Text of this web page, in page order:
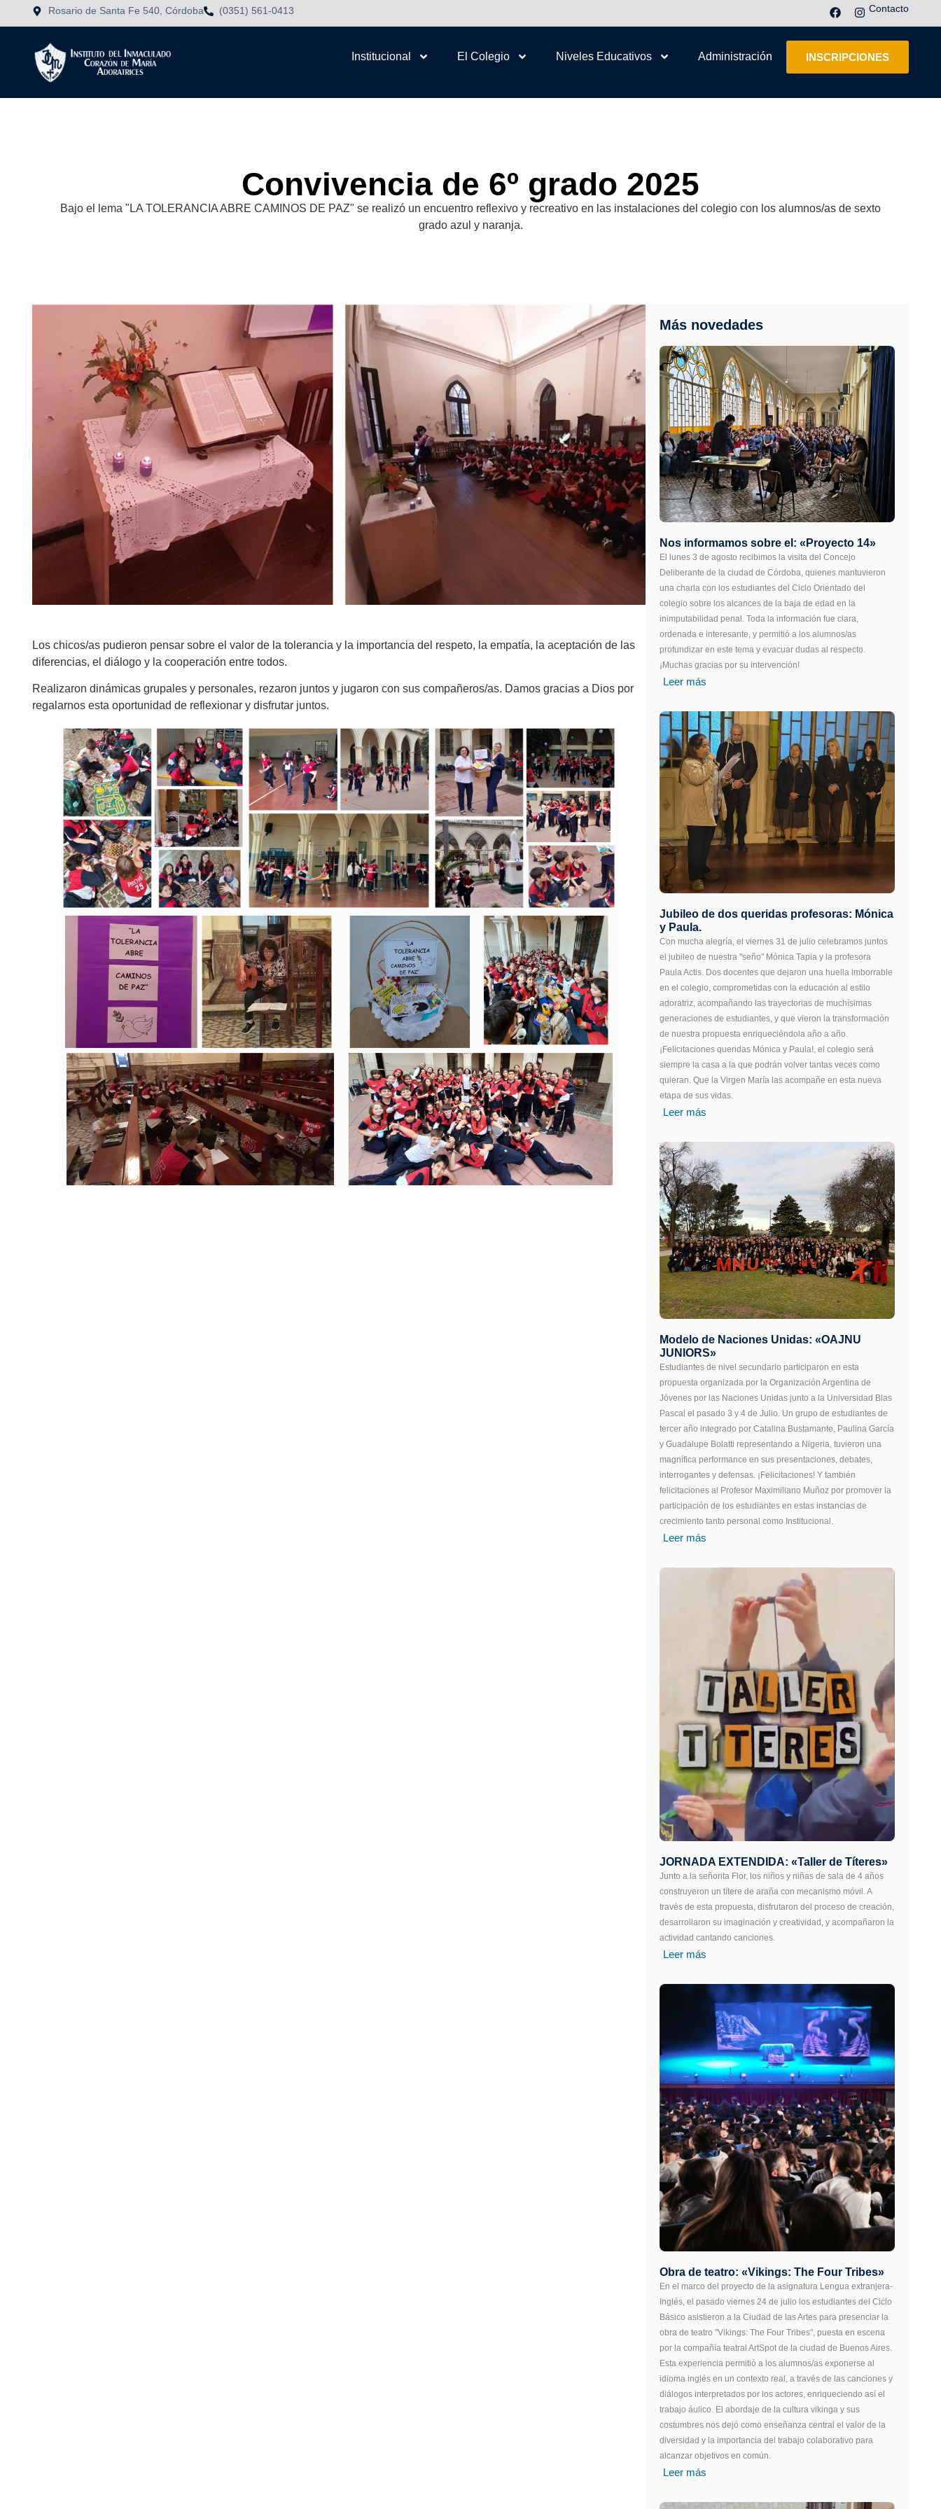
Rosario de Santa Fe 540, Córdoba (0351) 561-0413 Contacto
Institucional El Colegio Niveles Educativos Administración INSCRIPCIONES
Convivencia de 6º grado 2025
Bajo el lema "LA TOLERANCIA ABRE CAMINOS DE PAZ" se realizó un encuentro reflexivo y recreativo en las instalaciones del colegio con los alumnos/as de sexto
grado azul y naranja.
Los chicos/as pudieron pensar sobre el valor de la tolerancia y la importancia del respeto, la empatía, la aceptación de las
diferencias, el diálogo y la cooperación entre todos.
Realizaron dinámicas grupales y personales, rezaron juntos y jugaron con sus compañeros/as. Damos gracias a Dios por
regalarnos esta oportunidad de reflexionar y disfrutar juntos.
Más novedades
Nos informamos sobre el: «Proyecto 14»
El lunes 3 de agosto recibimos la visita del Concejo
Deliberante de la ciudad de Córdoba, quienes mantuvieron
una charla con los estudiantes del Ciclo Orientado del
colegio sobre los alcances de la baja de edad en la
inimputabilidad penal. Toda la información fue clara,
ordenada e interesante, y permitió a los alumnos/as
profundizar en este tema y evacuar dudas al respecto.
¡Muchas gracias por su intervención!
Leer más
Jubileo de dos queridas profesoras: Mónica
y Paula.
Con mucha alegría, el viernes 31 de julio celebramos juntos
el jubileo de nuestra "seño" Mónica Tapia y la profesora
Paula Actis. Dos docentes que dejaron una huella imborrable
en el colegio, comprometidas con la educación al estilo
adoratriz, acompañando las trayectorias de muchísimas
generaciones de estudiantes, y que vieron la transformación
de nuestra propuesta enriqueciéndola año a año.
¡Felicitaciones queridas Mónica y Paula!, el colegio será
siempre la casa a la que podrán volver tantas veces como
quieran. Que la Virgen María las acompañe en esta nueva
etapa de sus vidas.
Leer más
Modelo de Naciones Unidas: «OAJNU
JUNIORS»
Estudiantes de nivel secundario participaron en esta
propuesta organizada por la Organización Argentina de
Jóvenes por las Naciones Unidas junto a la Universidad Blas
Pascal el pasado 3 y 4 de Julio. Un grupo de estudiantes de
tercer año integrado por Catalina Bustamante, Paulina García
y Guadalupe Bolatti representando a Nigeria, tuvieron una
magnífica performance en sus presentaciones, debates,
interrogantes y defensas. ¡Felicitaciones! Y también
felicitaciones al Profesor Maximiliano Muñoz por promover la
participación de los estudiantes en estas instancias de
crecimiento tanto personal como Institucional.
Leer más
JORNADA EXTENDIDA: «Taller de Títeres»
Junto a la señorita Flor, los niños y niñas de sala de 4 años
construyeron un títere de araña con mecanismo móvil. A
través de esta propuesta, disfrutaron del proceso de creación,
desarrollaron su imaginación y creatividad, y acompañaron la
actividad cantando canciones.
Leer más
Obra de teatro: «Vikings: The Four Tribes»
En el marco del proyecto de la asignatura Lengua extranjera-
Inglés, el pasado viernes 24 de julio los estudiantes del Ciclo
Básico asistieron a la Ciudad de las Artes para presenciar la
obra de teatro "Vikings: The Four Tribes", puesta en escena
por la compañía teatral ArtSpot de la ciudad de Buenos Aires.
Esta experiencia permitió a los alumnos/as exponerse al
idioma inglés en un contexto real, a través de las canciones y
diálogos interpretados por los actores, enriqueciendo así el
trabajo áulico. El abordaje de la cultura vikinga y sus
costumbres nos dejó como enseñanza central el valor de la
diversidad y la importancia del trabajo colaborativo para
alcanzar objetivos en común.
Leer más